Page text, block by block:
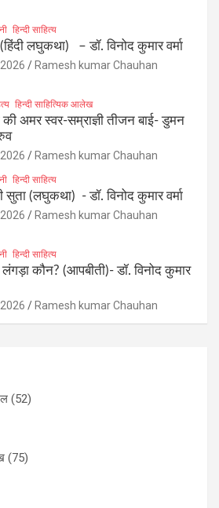
हिन्दी साहित्य
लघुकथा) – डॉ. विनोद कुमार वर्मा
Ramesh kumar Chauhan
हिन्दी साहित्यिक आलेख
की अमर स्वर-सम्राज्ञी तीजन बाई- डुमन
Ramesh kumar Chauhan
हिन्दी साहित्य
सुता (लघुकथा) ​- डॉ. विनोद कुमार वर्मा
Ramesh kumar Chauhan
हिन्दी साहित्य
लंगड़ा कौन? (आपबीती)​- डॉ. विनोद कुमार
Ramesh kumar Chauhan
(52)
(75)